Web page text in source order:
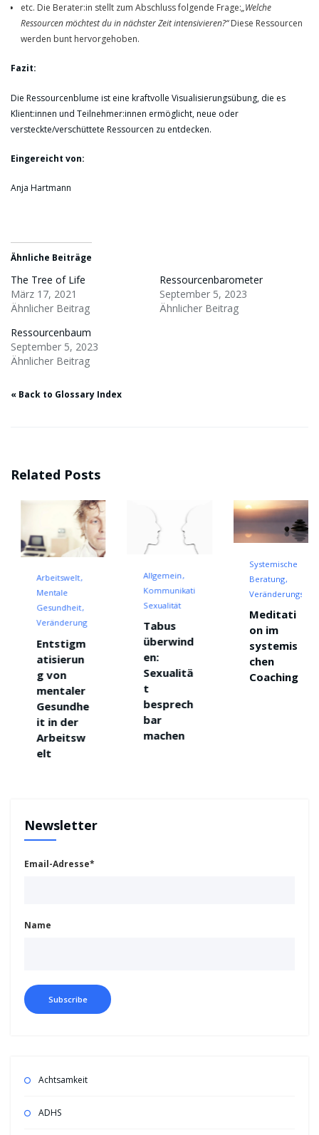
etc. Die Berater:in stellt zum Abschluss folgende Frage:„Welche
Ressourcen möchtest du in nächster Zeit intensivieren?“Diese Ressourcen
werden bunt hervorgehoben.
Fazit:
Die Ressourcenblume ist eine kraftvolle Visualisierungsübung, die es
Klient:innen und Teilnehmer:innen ermöglicht, neue oder
versteckte/verschüttete Ressourcen zu entdecken.
Eingereicht von:
Anja Hartmann
Ähnliche Beiträge
The Tree of Life
März 17, 2021
Ähnlicher Beitrag
Ressourcenbarometer
September 5, 2023
Ähnlicher Beitrag
Ressourcenbaum
September 5, 2023
Ähnlicher Beitrag
« Back to Glossary Index
Related Posts
Arbeitswelt
Mentale
Gesundheit
Veränderung
Entstigm
atisierun
g von
mentaler
Gesundhe
it in der
Arbeitsw
elt
Allgemein
Kommunikation
Sexualität
Tabus
überwind
en:
Sexualitä
besprech
bar
machen
Systemische
Beratung
Meditati
on im
systemis
chen
Coaching
Newsletter
Email-Adresse*
Name
Achtsamkeit
ADHS